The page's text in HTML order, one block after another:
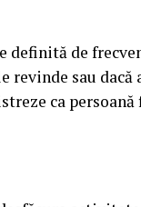
definită de
sau dacă
ca persoană